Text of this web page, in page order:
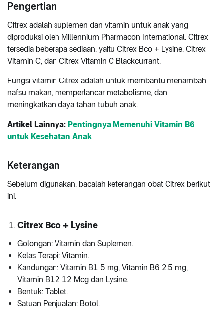
Pengertian
Citrex adalah suplemen dan vitamin untuk anak yang
diproduksi oleh Millennium Pharmacon International. Citrex
tersedia beberapa sediaan, yaitu Citrex Bco + Lysine, Citrex
Vitamin C, dan Citrex Vitamin C Blackcurrant.
Fungsi vitamin Citrex adalah untuk membantu menambah
nafsu makan, memperlancar metabolisme, dan
meningkatkan daya tahan tubuh anak.
Artikel Lainnya: Pentingnya Memenuhi Vitamin B6
untuk Kesehatan Anak
Keterangan
Sebelum digunakan, bacalah keterangan obat Citrex berikut
ini.
Citrex Bco + Lysine
Golongan: Vitamin dan Suplemen.
Kelas Terapi: Vitamin.
Kandungan: Vitamin B1 5 mg, Vitamin B6 2.5 mg,
Vitamin B12 12 Mcg dan Lysine.
Bentuk: Tablet.
Satuan Penjualan: Botol.